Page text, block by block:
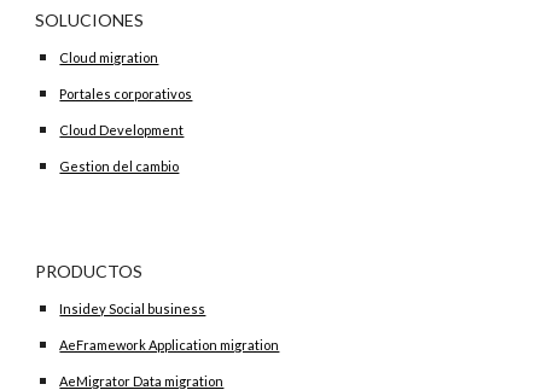
SOLUCIONES
Cloud migration
Portales corporativos
Cloud Development
Gestion del cambio
PRODUCTOS
Insidey Social business
AeFramework Application migration
AeMigrator Data migration